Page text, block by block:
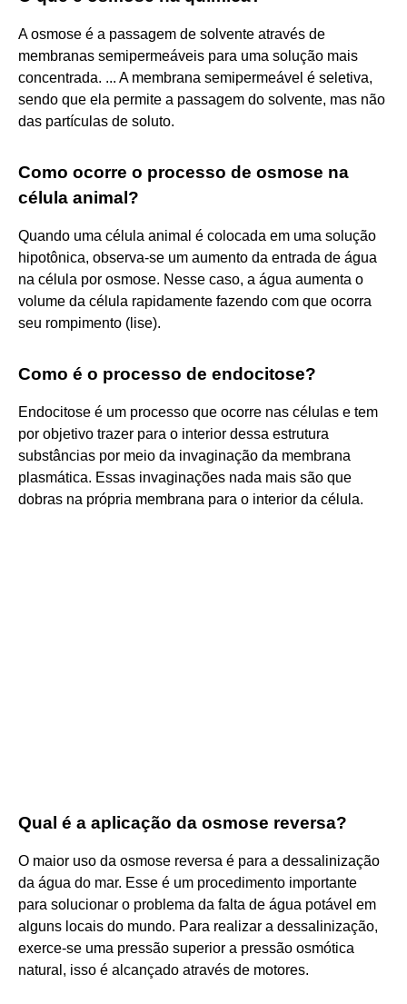
A osmose é a passagem de solvente através de
membranas semipermeáveis para uma solução mais
concentrada. ... A membrana semipermeável é seletiva,
sendo que ela permite a passagem do solvente, mas não
das partículas de soluto.
Como ocorre o processo de osmose na
célula animal?
Quando uma célula animal é colocada em uma solução
hipotônica, observa-se um aumento da entrada de água
na célula por osmose. Nesse caso, a água aumenta o
volume da célula rapidamente fazendo com que ocorra
seu rompimento (lise).
Como é o processo de endocitose?
Endocitose é um processo que ocorre nas células e tem
por objetivo trazer para o interior dessa estrutura
substâncias por meio da invaginação da membrana
plasmática. Essas invaginações nada mais são que
dobras na própria membrana para o interior da célula.
Qual é a aplicação da osmose reversa?
O maior uso da osmose reversa é para a dessalinização
da água do mar. Esse é um procedimento importante
para solucionar o problema da falta de água potável em
alguns locais do mundo. Para realizar a dessalinização,
exerce-se uma pressão superior a pressão osmótica
natural, isso é alcançado através de motores.